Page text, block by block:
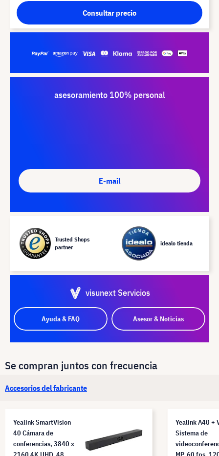
Consultar precio
asesoramiento 100% personal
E-mail
Trusted Shops
partner
idealo tienda
visunext Servicios
Ayuda & FAQ Asesor & Noticias
Se compran juntos con frecuencia
Accesorios del fabricante
Yealink SmartVision
40 Cámara de
conferencias, 3840 x
Yealink A40 +
Sistema de